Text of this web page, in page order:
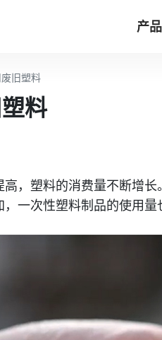
产品
旧塑料
料
，塑料的消费量不断增
一次性塑料制品的使用量